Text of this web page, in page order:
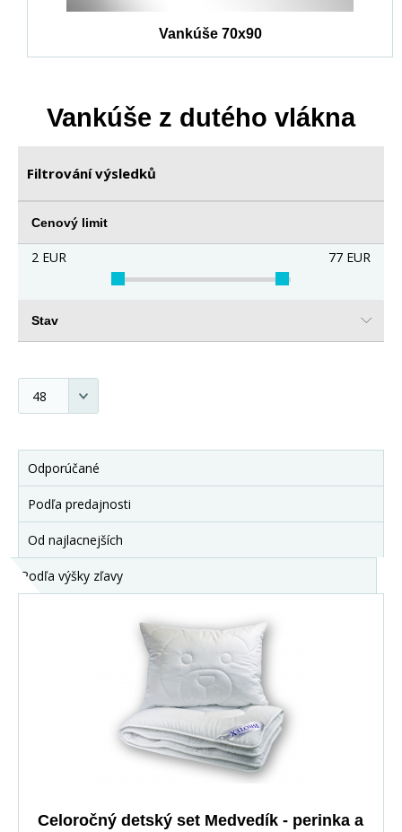
Vankúše 70x90
Vankúše z dutého vlákna
Filtrování výsledků
Cenový limit
2 EUR 77 EUR
Stav
Odporúčané
Podľa predajnosti
Od najlacnejších
Podľa výšky zľavy
Celoročný detský set Medvedík - perinka a